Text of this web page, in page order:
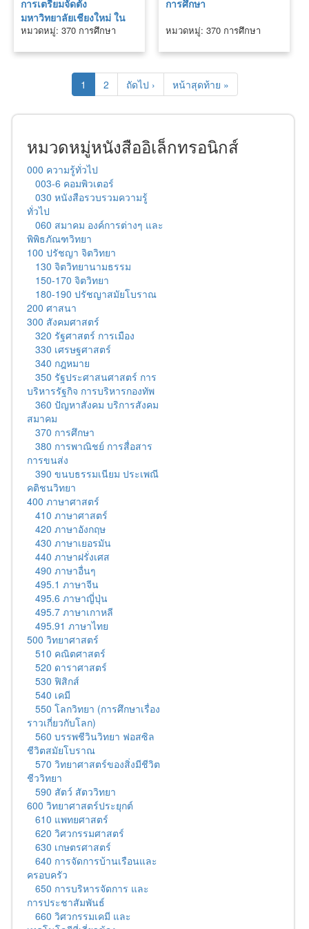
การเตรียมจัดตั้ง
มหาวิทยาลัยเชียงใหม่ ใน
โครงการพัฒนาการศึกษา
หมวดหมู่: 370 การศึกษา
การศึกษา
หมวดหมู่: 370 การศึกษา
1 2 ถัดไป › หน้าสุดท้าย »
หมวดหมู่หนังสืออิเล็กทรอนิกส์
000 ความรู้ทั่วไป
003-6 คอมพิวเตอร์
030 หนังสือรวบรวมความรู้
ทั่วไป
060 สมาคม องค์การต่างๆ และ
พิพิธภัณฑวิทยา
100 ปรัชญา จิตวิทยา
130 จิตวิทยานามธรรม
150-170 จิตวิทยา
180-190 ปรัชญาสมัยโบราณ
200 ศาสนา
300 สังคมศาสตร์
320 รัฐศาสตร์ การเมือง
330 เศรษฐศาสตร์
340 กฎหมาย
350 รัฐประศาสนศาสตร์ การ
บริหารรัฐกิจ การบริหารกองทัพ
360 ปัญหาสังคม บริการสังคม
สมาคม
370 การศึกษา
380 การพาณิชย์ การสื่อสาร
การขนส่ง
390 ขนบธรรมเนียม ประเพณี
คติชนวิทยา
400 ภาษาศาสตร์
410 ภาษาศาสตร์
420 ภาษาอังกฤษ
430 ภาษาเยอรมัน
440 ภาษาฝรั่งเศส
490 ภาษาอื่นๆ
495.1 ภาษาจีน
495.6 ภาษาญี่ปุ่น
495.7 ภาษาเกาหลี
495.91 ภาษาไทย
500 วิทยาศาสตร์
510 คณิตศาสตร์
520 ดาราศาสตร์
530 ฟิสิกส์
540 เคมี
550 โลกวิทยา (การศึกษาเรื่อง
ราวเกี่ยวกับโลก)
560 บรรพชีวินวิทยา ฟอสซิล
ชีวิตสมัยโบราณ
570 วิทยาศาสตร์ของสิ่งมีชีวิต
ชีววิทยา
590 สัตว์ สัตววิทยา
600 วิทยาศาสตร์ประยุกต์
610 แพทยศาสตร์
620 วิศวกรรมศาสตร์
630 เกษตรศาสตร์
640 การจัดการบ้านเรือนและ
ครอบครัว
650 การบริหารจัดการ และ
การประชาสัมพันธ์
660 วิศวกรรมเคมี และ